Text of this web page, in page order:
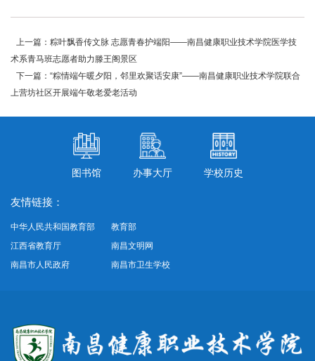
上一篇：粽叶飘香传文脉 志愿青春护端阳——南昌健康职业技术学院医学技
术系青马班志愿者助力滕王阁景区
下一篇：“粽情端午暖夕阳，邻里欢聚话安康”——南昌健康职业技术学院联合
上营坊社区开展端午敬老爱老活动
图书馆 办事大厅 学校历史
友情链接：
中华人民共和国教育部
教育部
江西省教育厅
南昌文明网
南昌市人民政府
南昌市卫生学校